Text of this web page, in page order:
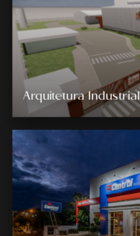
Arquitetura Industrial